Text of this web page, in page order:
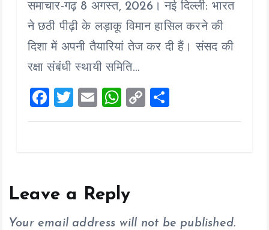
ce
b
o
o
k
tt
er
ai
l
at
s
A
p
p
p
y
Li
k
a
re
समाचार-गढ़ 8 अगस्त, 2026। नई दिल्ली: भारत
ने छठी पीढ़ी के लड़ाकू विमान हासिल करने की
दिशा में अपनी तैयारियां तेज कर दी हैं। संसद की
रक्षा संबंधी स्थायी समिति…
F
a
o
T
wi
E
m
W
h
p
p
C
o
h
Leave a Reply
Your email address will not be published.